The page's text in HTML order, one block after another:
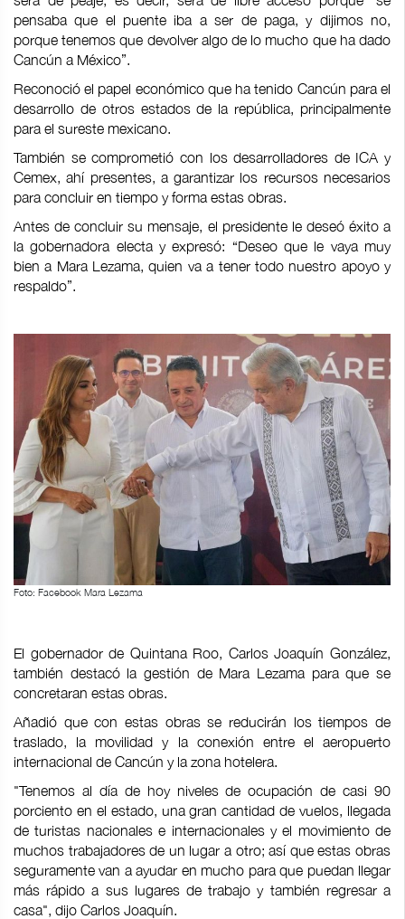
pensaba que el puente iba a ser de paga, y dijimos no,
porque tenemos que devolver algo de lo mucho que ha dado
Cancún a México”.
Reconoció el papel económico que ha tenido Cancún para el
desarrollo de otros estados de la república, principalmente
para el sureste mexicano.
También se comprometió con los desarrolladores de ICA y
Cemex, ahí presentes, a garantizar los recursos necesarios
para concluir en tiempo y forma estas obras.
Antes de concluir su mensaje, el presidente le deseó éxito a
la gobernadora electa y expresó: “Deseo que le vaya muy
bien a Mara Lezama, quien va a tener todo nuestro apoyo y
respaldo”.
Foto: Facebook Mara Lezama
El gobernador de Quintana Roo, Carlos Joaquín González,
también destacó la gestión de Mara Lezama para que se
concretaran estas obras.
Añadió que con estas obras se reducirán los tiempos de
traslado, la movilidad y la conexión entre el aeropuerto
internacional de Cancún y la zona hotelera.
"Tenemos al día de hoy niveles de ocupación de casi 90
porciento en el estado, una gran cantidad de vuelos, llegada
de turistas nacionales e internacionales y el movimiento de
muchos trabajadores de un lugar a otro; así que estas obras
seguramente van a ayudar en mucho para que puedan llegar
más rápido a sus lugares de trabajo y también regresar a
casa", dijo Carlos Joaquín.